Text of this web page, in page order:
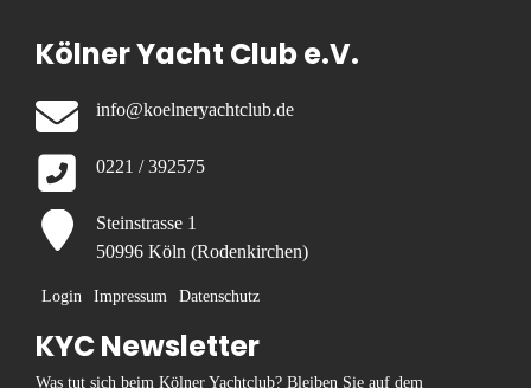
Kölner Yacht Club e.V.
info@koelneryachtclub.de
0221 / 392575
Steinstrasse 1
50996 Köln (Rodenkirchen)
Login Impressum Datenschutz
KYC Newsletter
Was tut sich beim Kölner Yachtclub? Bleiben Sie auf dem